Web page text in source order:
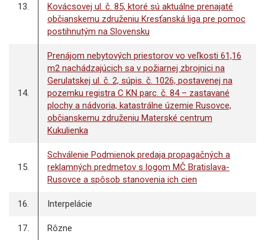
13.
Kovácsovej ul. č. 85, ktoré sú aktuálne prenajaté
občianskemu združeniu Kresťanská liga pre pomoc
postihnutým na Slovensku
14.
Prenájom nebytových priestorov vo veľkosti 61,16
m2 nachádzajúcich sa v požiarnej zbrojnici na
Gerulatskej ul. č. 2, súpis. č. 1026, postavenej na
pozemku registra C KN parc. č. 84 – zastavané
plochy a nádvoria, katastrálne územie Rusovce,
občianskemu združeniu Materské centrum
Kukulienka
15.
Schválenie Podmienok predaja propagačných a
reklamných predmetov s logom MČ Bratislava-
Rusovce a spôsob stanovenia ich cien
16. Interpelácie
17. Rôzne